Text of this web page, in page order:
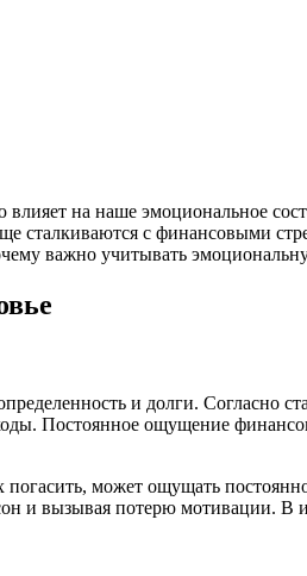
на наше эмоциональное
сталкиваются с финансовыми
важно учитывать
и долги. Согласно
Постоянное ощущение
может ощущать
и вызывая потерю мотивации.